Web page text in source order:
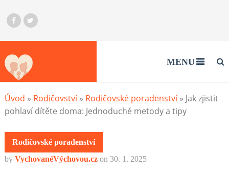
MENU
Úvod » Rodičovství» Rodičovské poradenství» Jak zjistit
pohlaví dítěte doma: Jednoduché metody a tipy
Rodičovské poradenství
by VychovanéVýchovou.cz on 30. 1. 2025